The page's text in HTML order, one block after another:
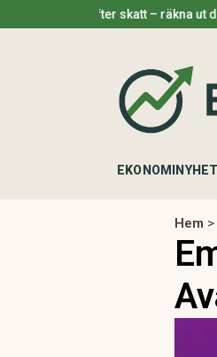
efter skatt – räkna ut din nettolön
Hem >